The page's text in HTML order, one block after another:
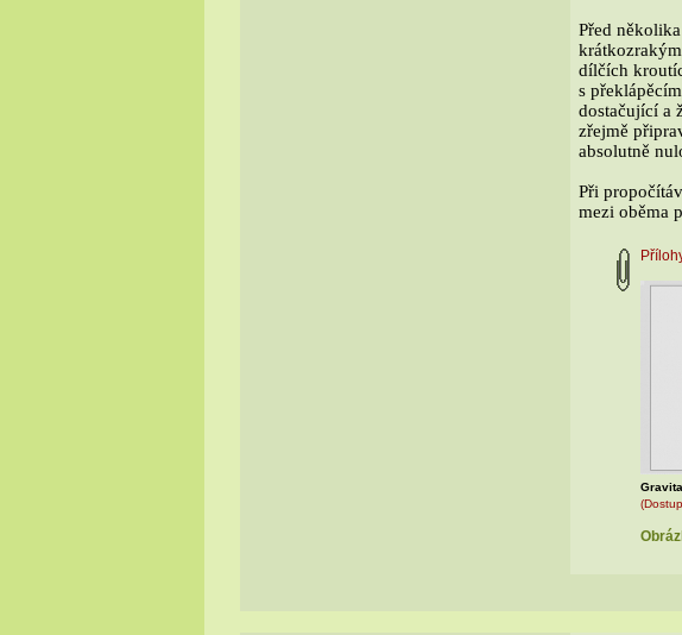
Před
dílčích
s
dostačující a
zřejmě
absolutně
Při
mezi oběma